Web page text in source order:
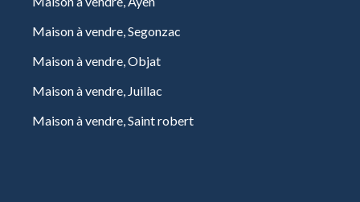
Maison à vendre, Segonzac
Maison à vendre, Objat
Maison à vendre, Juillac
Maison à vendre, Saint robert